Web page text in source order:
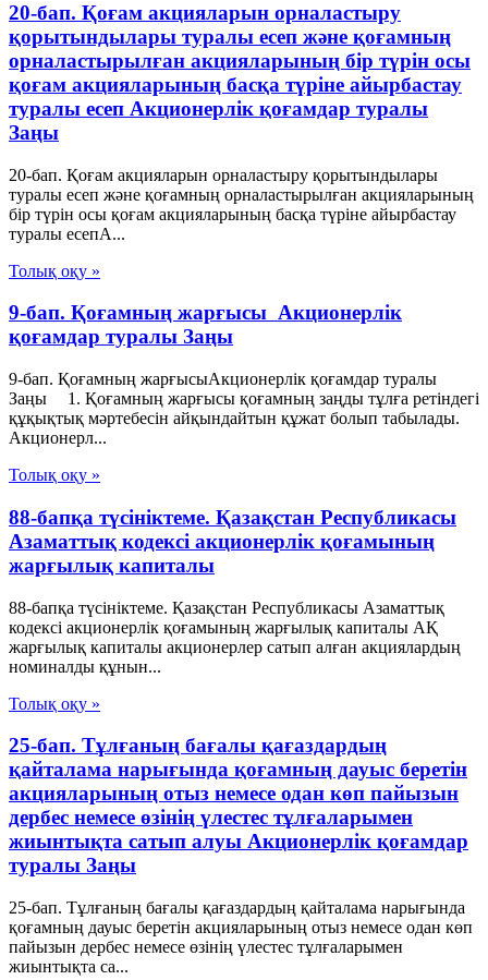
20-бап. Қоғам акцияларын орналастыру
қорытындылары туралы есеп және қоғамның
орналастырылған акцияларының бір түрін осы
қоғам акцияларының басқа түріне айырбастау
туралы есеп Акционерлік қоғамдар туралы
Заңы
20-бап. Қоғам акцияларын орналастыру қорытындылары
туралы есеп және қоғамның орналастырылған акцияларының
бір түрін осы қоғам акцияларының басқа түріне айырбастау
туралы есепА...
Толық оқу »
9-бап. Қоғамның жарғысы Акционерлік
қоғамдар туралы Заңы
9-бап. Қоғамның жарғысыАкционерлік қоғамдар туралы
Заңы 1. Қоғамның жарғысы қоғамның заңды тұлға ретіндегі
құқықтық мәртебесін айқындайтын құжат болып табылады.
Акционерл...
Толық оқу »
88-бапқа түсініктеме. Қазақстан Республикасы
Азаматтық кодексі акционерлік қоғамының
жарғылық капиталы
88-бапқа түсініктеме. Қазақстан Республикасы Азаматтық
кодексі акционерлік қоғамының жарғылық капиталы АҚ
жарғылық капиталы акционерлер сатып алған акциялардың
номиналды құнын...
Толық оқу »
25-бап. Тұлғаның бағалы қағаздардың
қайталама нарығында қоғамның дауыс беретін
акцияларының отыз немесе одан көп пайызын
дербес немесе өзінің үлестес тұлғаларымен
жиынтықта сатып алуы Акционерлік қоғамдар
туралы Заңы
25-бап. Тұлғаның бағалы қағаздардың қайталама нарығында
қоғамның дауыс беретін акцияларының отыз немесе одан көп
пайызын дербес немесе өзінің үлестес тұлғаларымен
жиынтықта са...